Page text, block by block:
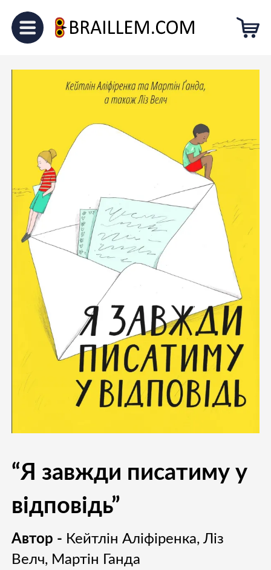
Головна Для підлітків
“Я
завжди писатиму у відповідь”
“Я завжди писатиму у
відповідь”
Автор - Кейтлін Аліфіренка, Ліз
Велч, Мартін Ганда